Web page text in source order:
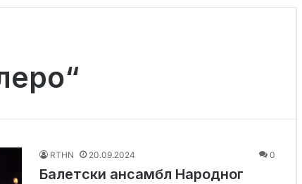
RTHN 20.09.2024 0
Балетски ансамбл Народног